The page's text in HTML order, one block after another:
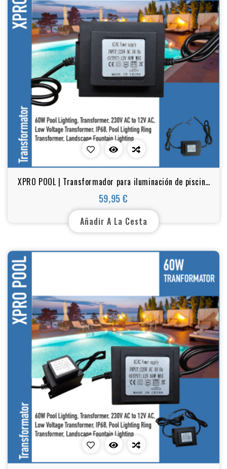
XPRO POOL | Transformador para iluminación de piscina
80 W, 12 V CA
59,95 €
Precio
Añadir A La Cesta